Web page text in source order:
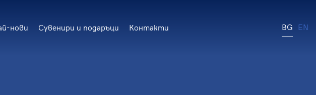
нови Сувенири и подаръци Контакти BG EN